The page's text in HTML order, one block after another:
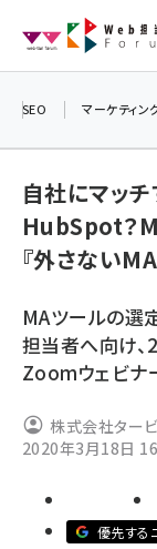
ン
seo
youtube
note
セミナー
z世代
meo
llmo
SEO マーケティン
自社にマッ
HubSpot？
『外さない
MAツールの選
担当者へ向け
Zoomウェビナ
株式会社タービ
2020年3月18日
優先する